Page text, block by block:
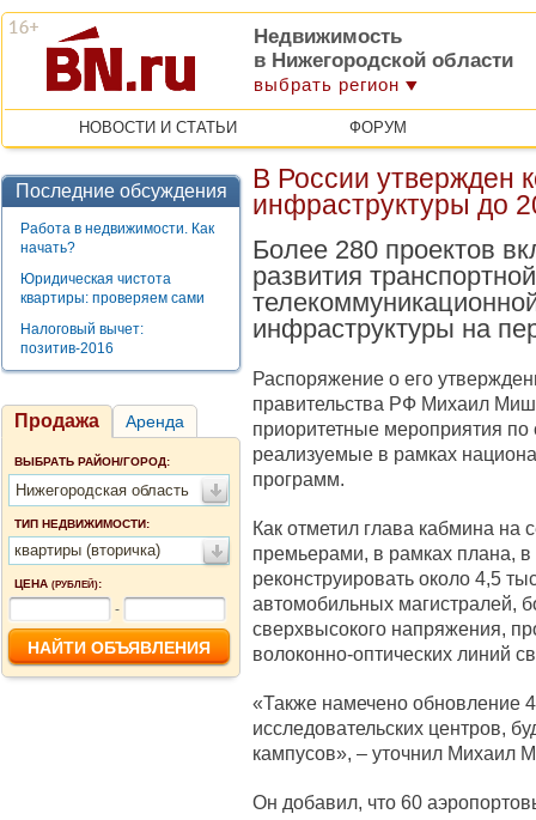
Недвижимость
в Нижегородской области
выбрать регион
НОВОСТИ И СТАТЬИ ФОРУМ
Последние обсуждения
Работа в недвижимости. Как
начать?
Юридическая чистота
квартиры: проверяем сами
Налоговый вычет:
позитив-2016
Продажа Аренда
ВЫБРАТЬ РАЙОН/ГОРОД:
Нижегородская область
ТИП НЕДВИЖИМОСТИ:
квартиры (вторичка)
ЦЕНА (РУБЛЕЙ):
-
В России утвержден
инфраструктуры до
Более 280 проектов
развития
инфраструктуры на
Распоряжение о его
правительства РФ Михаил
приоритетные мероприятия
реализуемые в рамках
программ.
Как отметил глава кабмина
премьерами, в рамках плана, в
реконструировать около 4,5
автомобильных магистралей,
сверхвысокого напряжения,
волоконно-оптических линий
«Также намечено обновление
исследовательских центров,
кампусов», – уточнил Михаил
Он добавил, что 60